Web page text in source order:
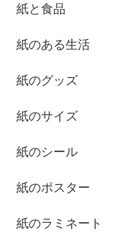
紙と食品
紙のある生活
紙のグッズ
紙のサイズ
紙のシール
紙のポスター
紙のラミネート